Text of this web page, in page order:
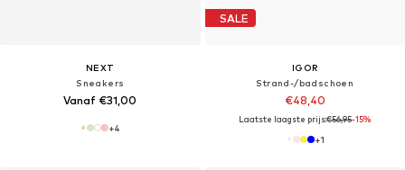
NEXT
Sneakers
Vanaf €31,00
+4
SALE
IGOR
Strand-/badschoen
€48,40
Laatste laagste prijs:€56,95-15%
+1